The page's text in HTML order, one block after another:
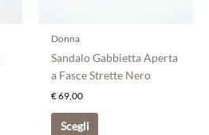
Donna
Sandalo Gabbietta Aperta
a Fasce Strette Nero
€69,00
Scegli
nella
pagina